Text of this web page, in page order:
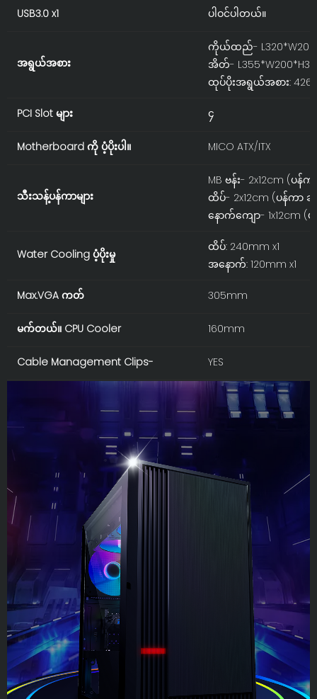
USB3.0 x1 ပါဝင်ပါတယ်။
အရွယ်အစား
ကိုယ်ထည်-
အိတ်-
ထုပ်ပိုးအရွယ်အစား:
PCI Slot များ ၄
Motherboard ကို ပံ့ပိုးပါ။ MICO ATX/ITX
သီးသန့်ပန်ကာများ
MB ဗန်း- 2x12cm (ပ
ထိပ်- 2x12cm (ပန်ကာ
နောက်ကျော- 1x12cm
Water Cooling ပံ့ပိုးမှု
ထိပ်: 240mm x1
အနောက်: 120mm x1
Max.VGA ကတ် 305mm
မက်တယ်။ CPU Cooler 160mm
Cable Management Clips- YES